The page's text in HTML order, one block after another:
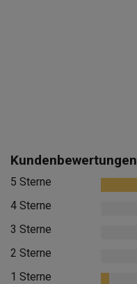
Kundenbewertungen
5 Sterne
4 Sterne
3 Sterne
2 Sterne
1 Sterne